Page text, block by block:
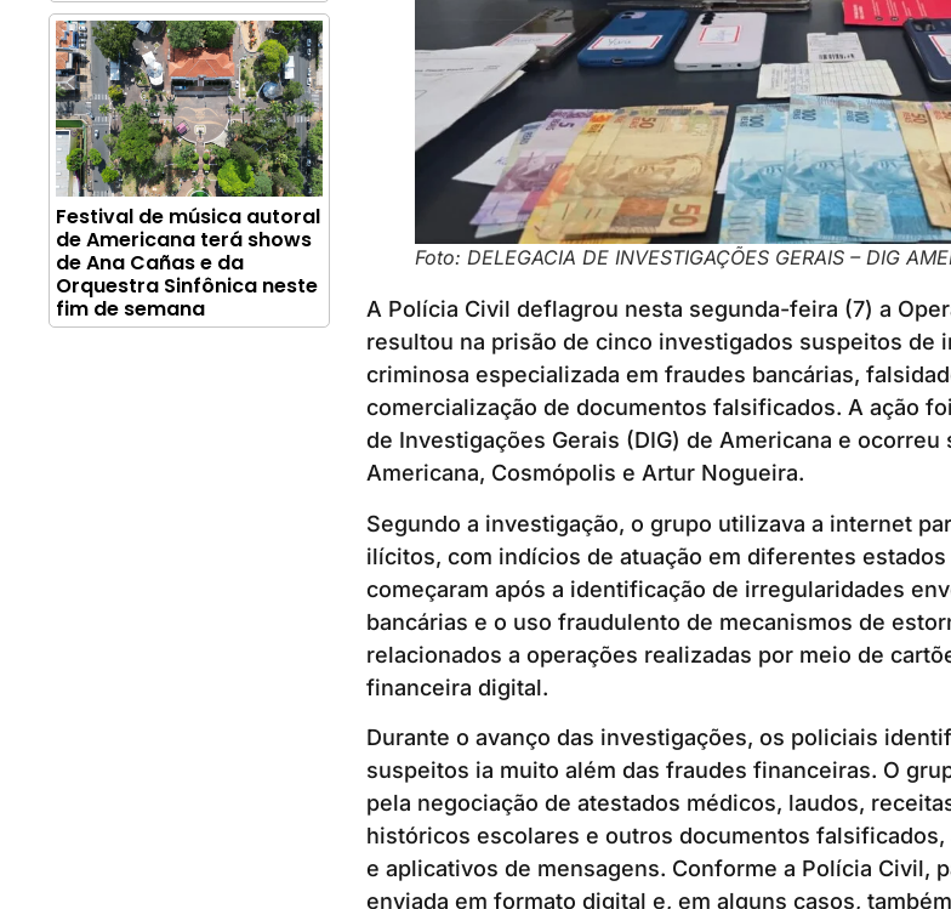
Festival de música autoral
de Americana terá shows
de Ana Cañas e da
Orquestra Sinfônica neste
fim de semana
Foto: DELEGACIA DE INVESTIGAÇÕES GERAIS – DIG
A Polícia Civil deflagrou nesta segunda-feira (7) a
resultou na prisão de cinco investigados suspeitos de
criminosa especializada em fraudes bancárias,
comercialização de documentos falsificados. A ação
de Investigações Gerais (DIG) de Americana e ocorreu
Americana, Cosmópolis e Artur Nogueira.
Segundo a investigação, o grupo utilizava a internet
ilícitos, com indícios de atuação em diferentes
começaram após a identificação de irregularidades
bancárias e o uso fraudulento de mecanismos de
relacionados a operações realizadas por meio de
financeira digital.
Durante o avanço das investigações, os policiais
suspeitos ia muito além das fraudes financeiras. O
pela negociação de atestados médicos, laudos,
históricos escolares e outros documentos
e aplicativos de mensagens. Conforme a Polícia Civil,
enviada em formato digital e, em alguns casos,